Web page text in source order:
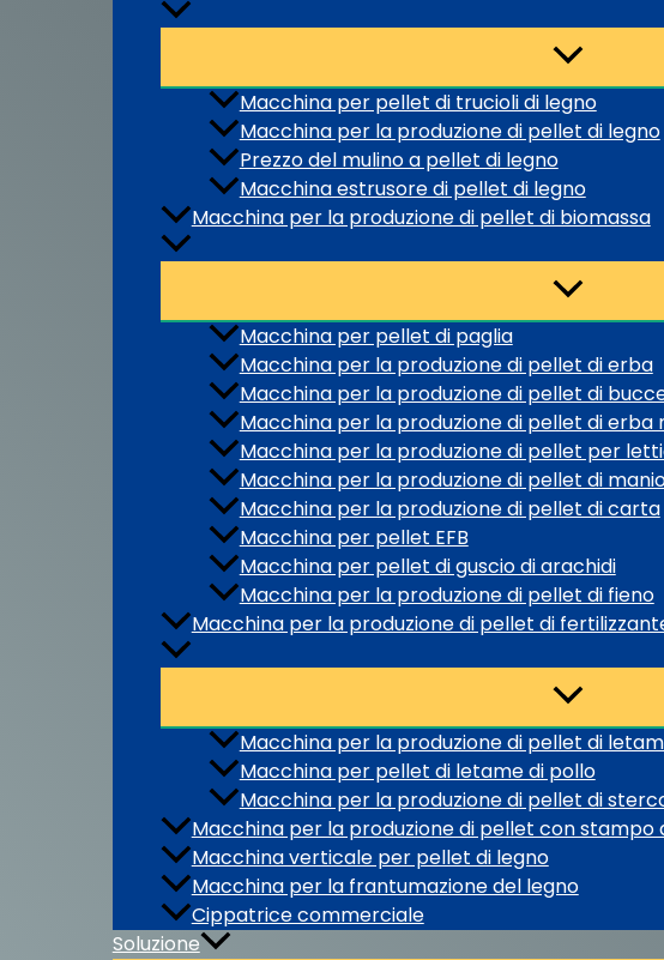
Macchina per pellet di trucioli di legno
Macchina per la produzione di pellet di legno
Prezzo del mulino a pellet di legno
Macchina estrusore di pellet di legno
Macchina per la produzione di pellet di biomassa
Macchina per pellet di paglia
Macchina per la produzione di pellet di erba
Macchina per la produzione di pellet di
Macchina per la produzione di pellet di erba
Macchina per la produzione di pellet per
Macchina per la produzione di pellet di
Macchina per la produzione di pellet di carta
Macchina per pellet EFB
Macchina per pellet di guscio di arachidi
Macchina per la produzione di pellet di fieno
Macchina per la produzione di pellet di
Macchina per la produzione di pellet di
Macchina per pellet di letame di pollo
Macchina per la produzione di pellet di
Macchina per la produzione di pellet con stampo
Macchina verticale per pellet di legno
Macchina per la frantumazione del legno
Cippatrice commerciale
Soluzione